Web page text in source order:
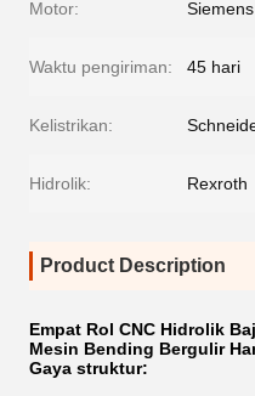
Motor: Siemens
Waktu pengiriman: 45 hari
Kelistrikan:
Hidrolik: Rexroth
Product Description
Empat Rol CNC Hidrolik
Mesin Bending Bergulir
Gaya struktur: